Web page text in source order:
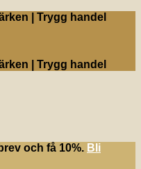
| Trygg handel
| Trygg handel
och få 10%. Bli